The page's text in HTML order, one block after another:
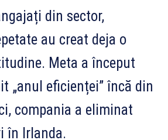
din sector,
au creat deja o
Meta a început
„anul eficienței” încă din
compania a eliminat
în Irlanda.